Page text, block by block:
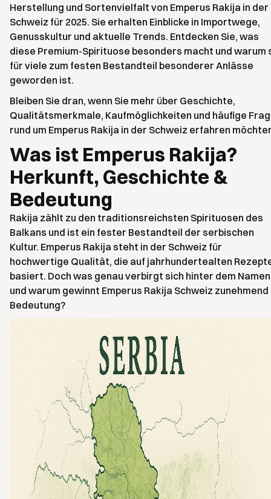
Herstellung und Sortenvielfalt von Emperus Rakija in der
Schweiz für 2025. Sie erhalten Einblicke in Importwege,
Genusskultur und aktuelle Trends. Entdecken Sie, was
diese Premium-Spirituose besonders macht und warum
für viele zum festen Bestandteil besonderer Anlässe
geworden ist.
Bleiben Sie dran, wenn Sie mehr über Geschichte,
Qualitätsmerkmale, Kaufmöglichkeiten und häufige
rund um Emperus Rakija in der Schweiz erfahren
Was ist Emperus Rakija?
Herkunft, Geschichte &
Bedeutung
Rakija zählt zu den traditionsreichsten Spirituosen des
Balkans und ist ein fester Bestandteil der serbischen
Kultur. Emperus Rakija steht in der Schweiz für
hochwertige Qualität, die auf jahrhundertealten
basiert. Doch was genau verbirgt sich hinter dem Namen
und warum gewinnt Emperus Rakija Schweiz zunehmend
Bedeutung?